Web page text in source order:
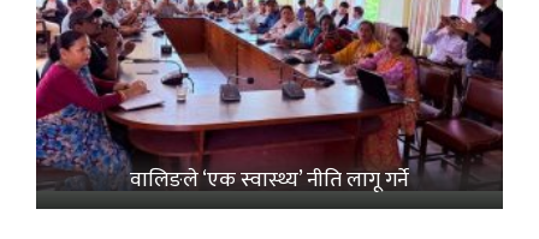
वालिङले ‘एक स्वास्थ्य’ नीति लागू गर्ने